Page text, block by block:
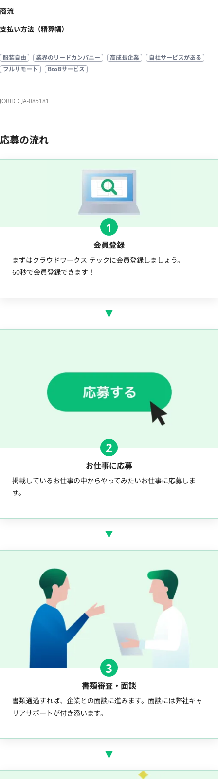
商流
支払い方法（精算幅）
服装自由 業界のリードカンパニー 高成長企業
自社サービスがある
フルリモート
BtoBサービス
JOBID：JA-085181
応募の流れ
1
会員登録
まずはクラウドワークス テックに会員登録しましょう。
60秒で会員登録できます！
2
お仕事に応募
掲載しているお仕事の中からやってみたいお仕事に応募しま
す。
3
書類審査・面談
書類通過すれば、企業との面談に進みます。面談には弊社キャ
リアサポートが付き添います。